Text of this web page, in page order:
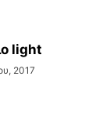
light
2017